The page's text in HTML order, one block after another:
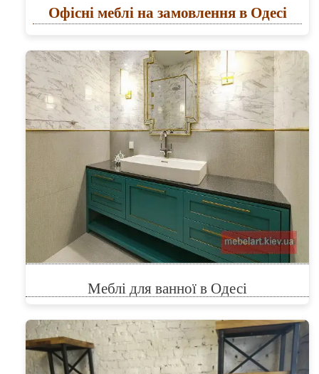
Офісні меблі на замовлення в Одесі
Меблі для ванної в Одесі